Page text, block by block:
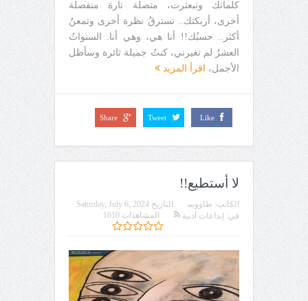
كلماتك وتبعثرت، متصلة تارة منفصلة
أخرى، أربكتك.. تسترقُ نظرة أخرى وتمعنُ
أكثر.. حسبُك!! أنا هي، وهي أنا. السنواتُ
العشرُ لم تغيرني، كنتُ جميلة ثائرة وسأظل
الأجمل،
اقرأ المزيد
Like
Tweet
Share
لا أستطيع!!
الكاتب: طاووس التاريخ Saturday, July 6, 2024
في: إبداعات أدبية المشاهدات 1610